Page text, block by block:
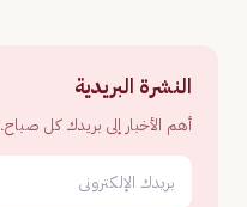
النشرة البريدية
أهم الأخبار إلى بريدك كل صباح.